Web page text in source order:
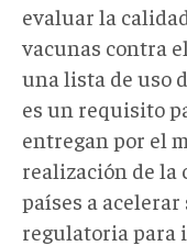
evaluar la
vacunas contra
una lista de uso
es un requisito
entregan por el
realización de la
países a
regulatoria para